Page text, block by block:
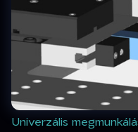
Univerzális